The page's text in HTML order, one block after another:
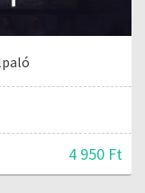
4 950 Ft